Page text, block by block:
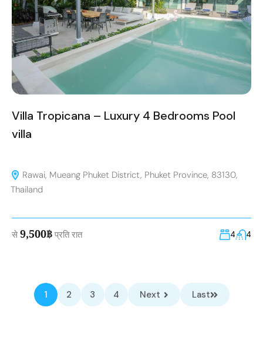
Villa Tropicana – Luxury 4 Bedrooms Pool
villa
Rawai, Mueang Phuket District, Phuket Province, 83130,
Thailand
से 9,500฿ प्रति रात 4 4
1 2 3 4 Next Last